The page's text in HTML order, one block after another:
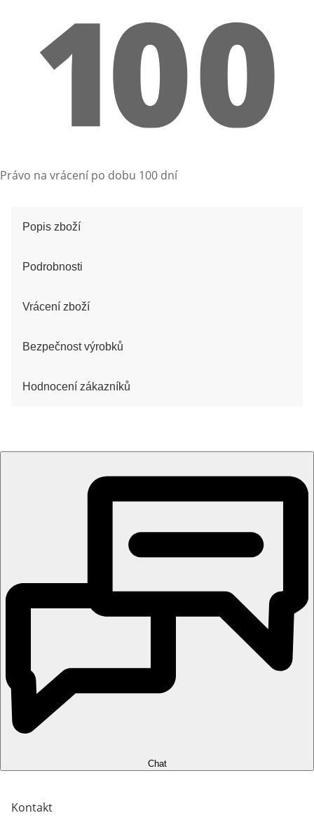
Právo na vrácení po dobu 100 dní
Popis zboží
Podrobnosti
Vrácení zboží
Bezpečnost výrobků
Hodnocení zákazníků
Chat
Kontakt